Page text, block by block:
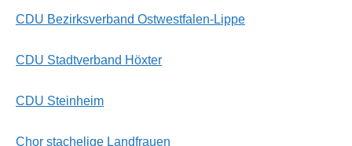
CDU Bezirksverband Ostwestfalen-Lippe
CDU Stadtverband Höxter
CDU Steinheim
Chor stachelige Landfrauen